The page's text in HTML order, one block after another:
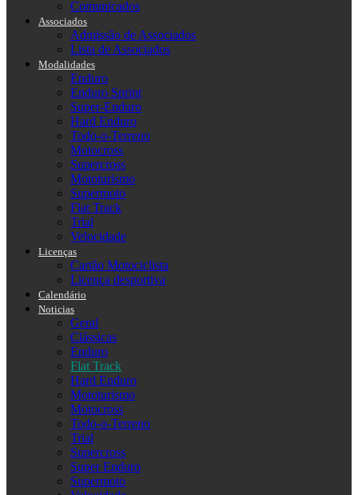
Comunicados
Associados
Admissão de Associados
Lista de Associados
Modalidades
Enduro
Enduro Sprint
Super-Enduro
Hard Enduro
Todo-o-Terreno
Motocross
Supercross
Mototurismo
Supermoto
Flat Track
Trial
Velocidade
Licenças
Cartão Motociclista
Licença desportiva
Calendário
Noticias
Geral
Clássicas
Enduro
Flat Track
Hard Enduro
Mototurismo
Motocross
Todo-o-Terreno
Trial
Supercross
Super Enduro
Supermoto